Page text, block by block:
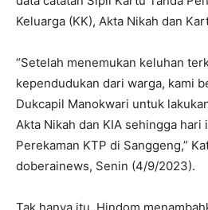
Keluarga (KK), Akta Nikah dan
“Setelah menemukan keluhan
kependudukan dari warga, kami
Dukcapil Manokwari untuk
Akta Nikah dan KIA sehingga hari
Perekaman KTP di Sanggeng,”
doberainews, Senin (4/9/2023).